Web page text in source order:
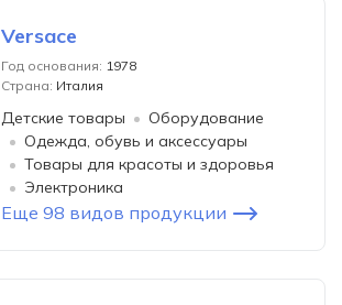
Versace
Год основания: 1978
Страна: Италия
Детские товары
Оборудование
Одежда, обувь и аксессуары
Товары для красоты и здоровья
Электроника
Еще 98 видов продукции